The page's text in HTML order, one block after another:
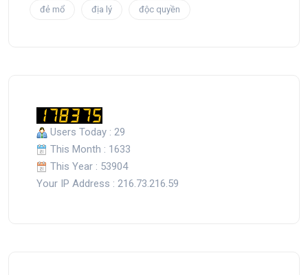
đẻ mổ địa lý độc quyền
Users Today : 29
This Month : 1633
This Year : 53904
Your IP Address : 216.73.216.59